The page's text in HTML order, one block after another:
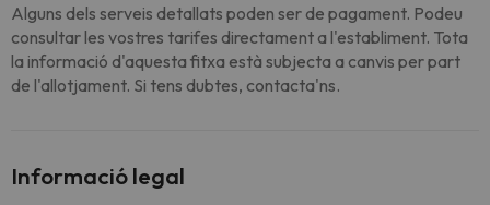
Alguns dels serveis detallats poden ser de pagament. Podeu
consultar les vostres tarifes directament a l'establiment. Tota
la informació d'aquesta fitxa està subjecta a canvis per part
de l'allotjament. Si tens dubtes, contacta'ns.
Informació legal